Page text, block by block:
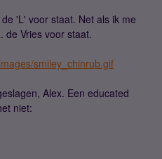
'L' voor staat. Net als ik me
de Vries voor staat.
smiley_chinrub.gif
Alex. Een educated
niet: